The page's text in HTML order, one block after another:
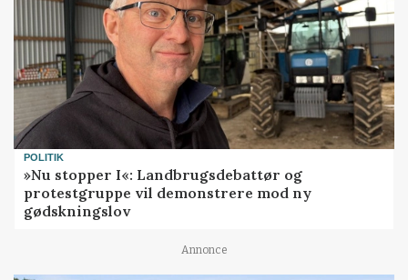
POLITIK
»Nu stopper I«: Landbrugsdebattør og
protestgruppe vil demonstrere mod ny
gødskningslov
Annonce